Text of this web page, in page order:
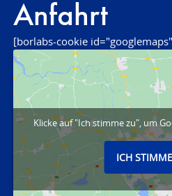
Anfahrt
[borlabs-cookie
Klicke auf "Ich stimme zu", um
ICH